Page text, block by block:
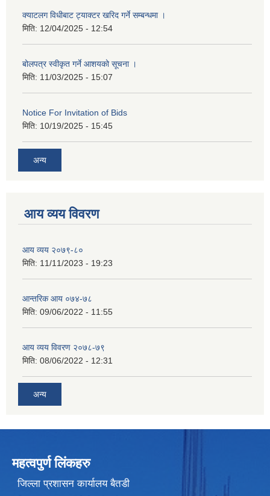
क्याटलग विधीबाट ट्याक्टर खरिद गर्ने सम्बन्धमा ।
मिति: 12/04/2025 - 12:54
बोलपत्र स्वीकृत गर्ने आशयको सूचना ।
मिति: 11/03/2025 - 15:07
Notice For Invitation of Bids
मिति: 10/19/2025 - 15:45
अन्य
आय व्यय विवरण
आय व्यय २०७९-८०
मिति: 11/11/2023 - 19:23
आन्तरिक आय ०७४-७८
मिति: 09/06/2022 - 11:55
आय व्यय विवरण २०७८-७९
मिति: 08/06/2022 - 12:31
अन्य
महत्वपुर्ण लिंकहरु
जिल्ला प्रशासन कार्यालय बैतडी